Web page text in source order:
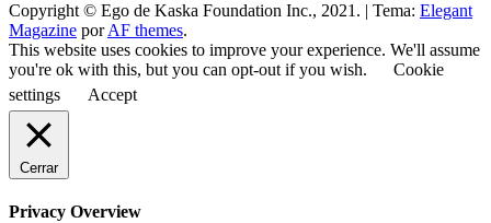
Copyright © Ego de Kaska Foundation Inc., 2021. | Tema: Elegant
Magazine porAF themes.
This website uses cookies to improve your experience. We'll assume
you're ok with this, but you can opt-out if you wish.
Cookie
settings
Accept
Cerrar
Privacy Overview